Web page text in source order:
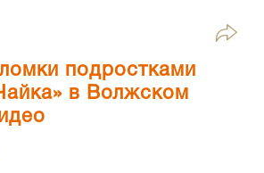
подростками
в Волжском